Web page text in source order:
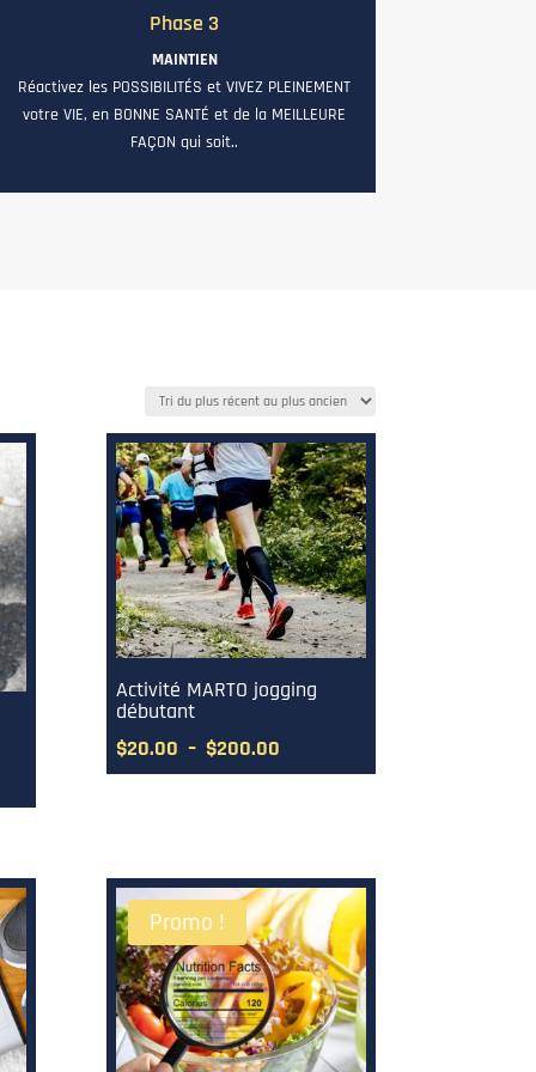
Phase 3
MAINTIEN
Réactivez les POSSIBILITÉS et VIVEZ PLEINEMENT
votre VIE, en BONNE SANTÉ et de la MEILLEURE
FAÇON qui soit..
Activité MARTO jogging
débutant
$20.00 – $200.00
de
à
$200.00
Promo !